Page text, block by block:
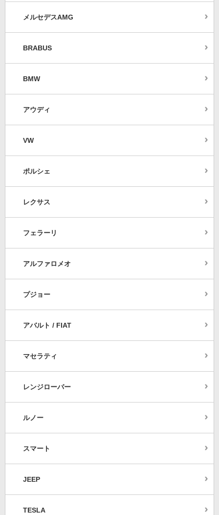
メルセデスAMG
BRABUS
BMW
アウディ
VW
ポルシェ
レクサス
フェラーリ
アルファロメオ
プジョー
アバルト / FIAT
マセラティ
レンジローバー
ルノー
スマート
JEEP
TESLA